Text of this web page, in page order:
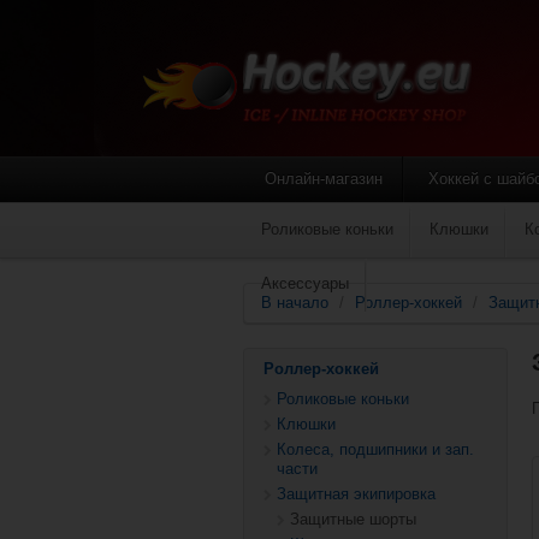
Онлайн-магазин Хоккей с
Роликовые коньки Клюшки
Аксессуары
В начало Роллер-хоккей
Роллер-хоккей
Роликовые коньки
Клюшки
Колеса, подшипники и зап.
части
Защитная экипировка
Защитные шорты